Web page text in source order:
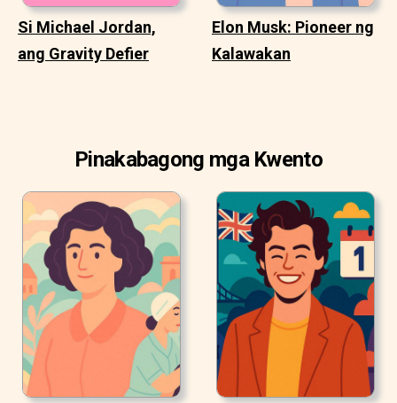
Si Michael Jordan,
ang Gravity Defier
Elon Musk: Pioneer ng
Kalawakan
Pinakabagong mga Kwento